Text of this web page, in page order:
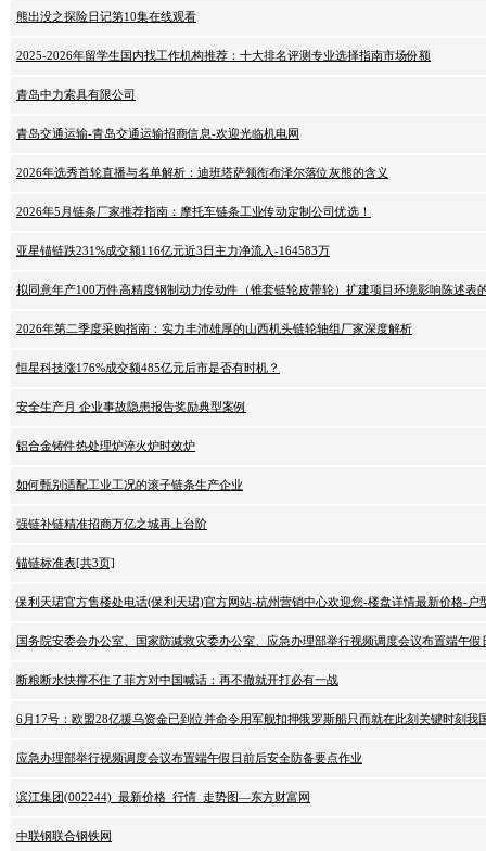
熊出没之探险日记第10集在线观看
2025-2026年留学生国内找工作机构推荐：十大排名评测专业选择指南市场份额
青岛中力索具有限公司
青岛交通运输-青岛交通运输招商信息-欢迎光临机电网
2026年选秀首轮直播与名单解析：迪班塔萨领衔布泽尔落位灰熊的含义
2026年5月链条厂家推荐指南：摩托车链条工业传动定制公司优选！
亚星锚链跌231%成交额116亿元近3日主力净流入-164583万
拟同意年产100万件高精度钢制动力传动件（锥套链轮皮带轮）扩建项目环境影响陈述表
2026年第二季度采购指南：实力丰沛雄厚的山西机头链轮轴组厂家深度解析
恒星科技涨176%成交额485亿元后市是否有时机？
安全生产月 企业事故隐患报告奖励典型案例
铝合金铸件热处理炉淬火炉时效炉
如何甄别适配工业工况的滚子链条生产企业
强链补链精准招商万亿之城再上台阶
锚链标准表[共3页]
保利天珺官方售楼处电话(保利天珺)官方网站-杭州营销中心欢迎您-楼盘详情最新价格-户
国务院安委会办公室、国家防减救灾委办公室、应急办理部举行视频调度会议布置端午
断粮断水快撑不住了菲方对中国喊话：再不撤就开打必有一战
6月17号：欧盟28亿援乌资金已到位并命令用军舰扣押俄罗斯船只而就在此刻关键时刻我
应急办理部举行视频调度会议布置端午假日前后安全防备要点作业
滨江集团(002244)_最新价格_行情_走势图—东方财富网
中联钢联合钢铁网